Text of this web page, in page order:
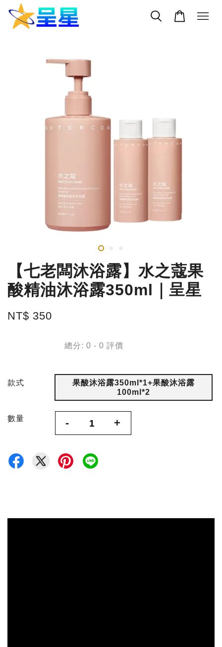
【七老闆沐浴露】水之蔻果
酸精油沐浴露350ml｜呈星
NT$ 350
總分: 0 - 0 評價
款式
果酸沐浴露350ml*1+果酸沐浴露
100ml*2
數量 - +